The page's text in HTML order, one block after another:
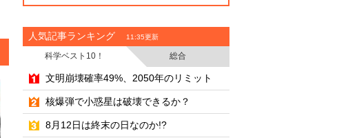
人気記事ランキング 11:35更新
科学ベスト10！
総合
・
文明崩壊確率49%、2050年のリミット
・
核爆弾で小惑星は破壊できるか？
・
8月12日は終末の日なのか!?